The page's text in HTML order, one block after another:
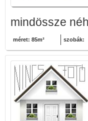
mindössze
méret: 85m² szobák: